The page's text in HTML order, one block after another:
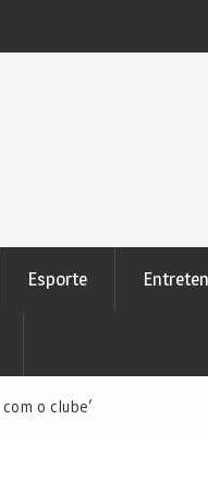
de devedores
Esporte
o clube’